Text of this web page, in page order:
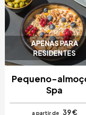
APENAS PARA
RESIDENTES
Pequeno-
Spa
a partir de
39 €